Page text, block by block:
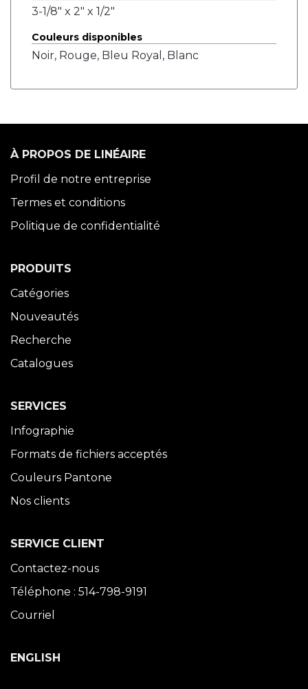
3-1/8" x 2" x 1/2"
Couleurs disponibles
Noir, Rouge, Bleu Royal, Blanc
À PROPOS DE LINÉAIRE
Profil de notre entreprise
Termes et conditions
Politique de confidentialité
PRODUITS
Catégories
Nouveautés
Recherche
Catalogues
SERVICES
Infographie
Formats de fichiers acceptés
Couleurs Pantone
Nos clients
SERVICE CLIENT
Contactez-nous
Téléphone : 514-798-9191
Courriel
ENGLISH